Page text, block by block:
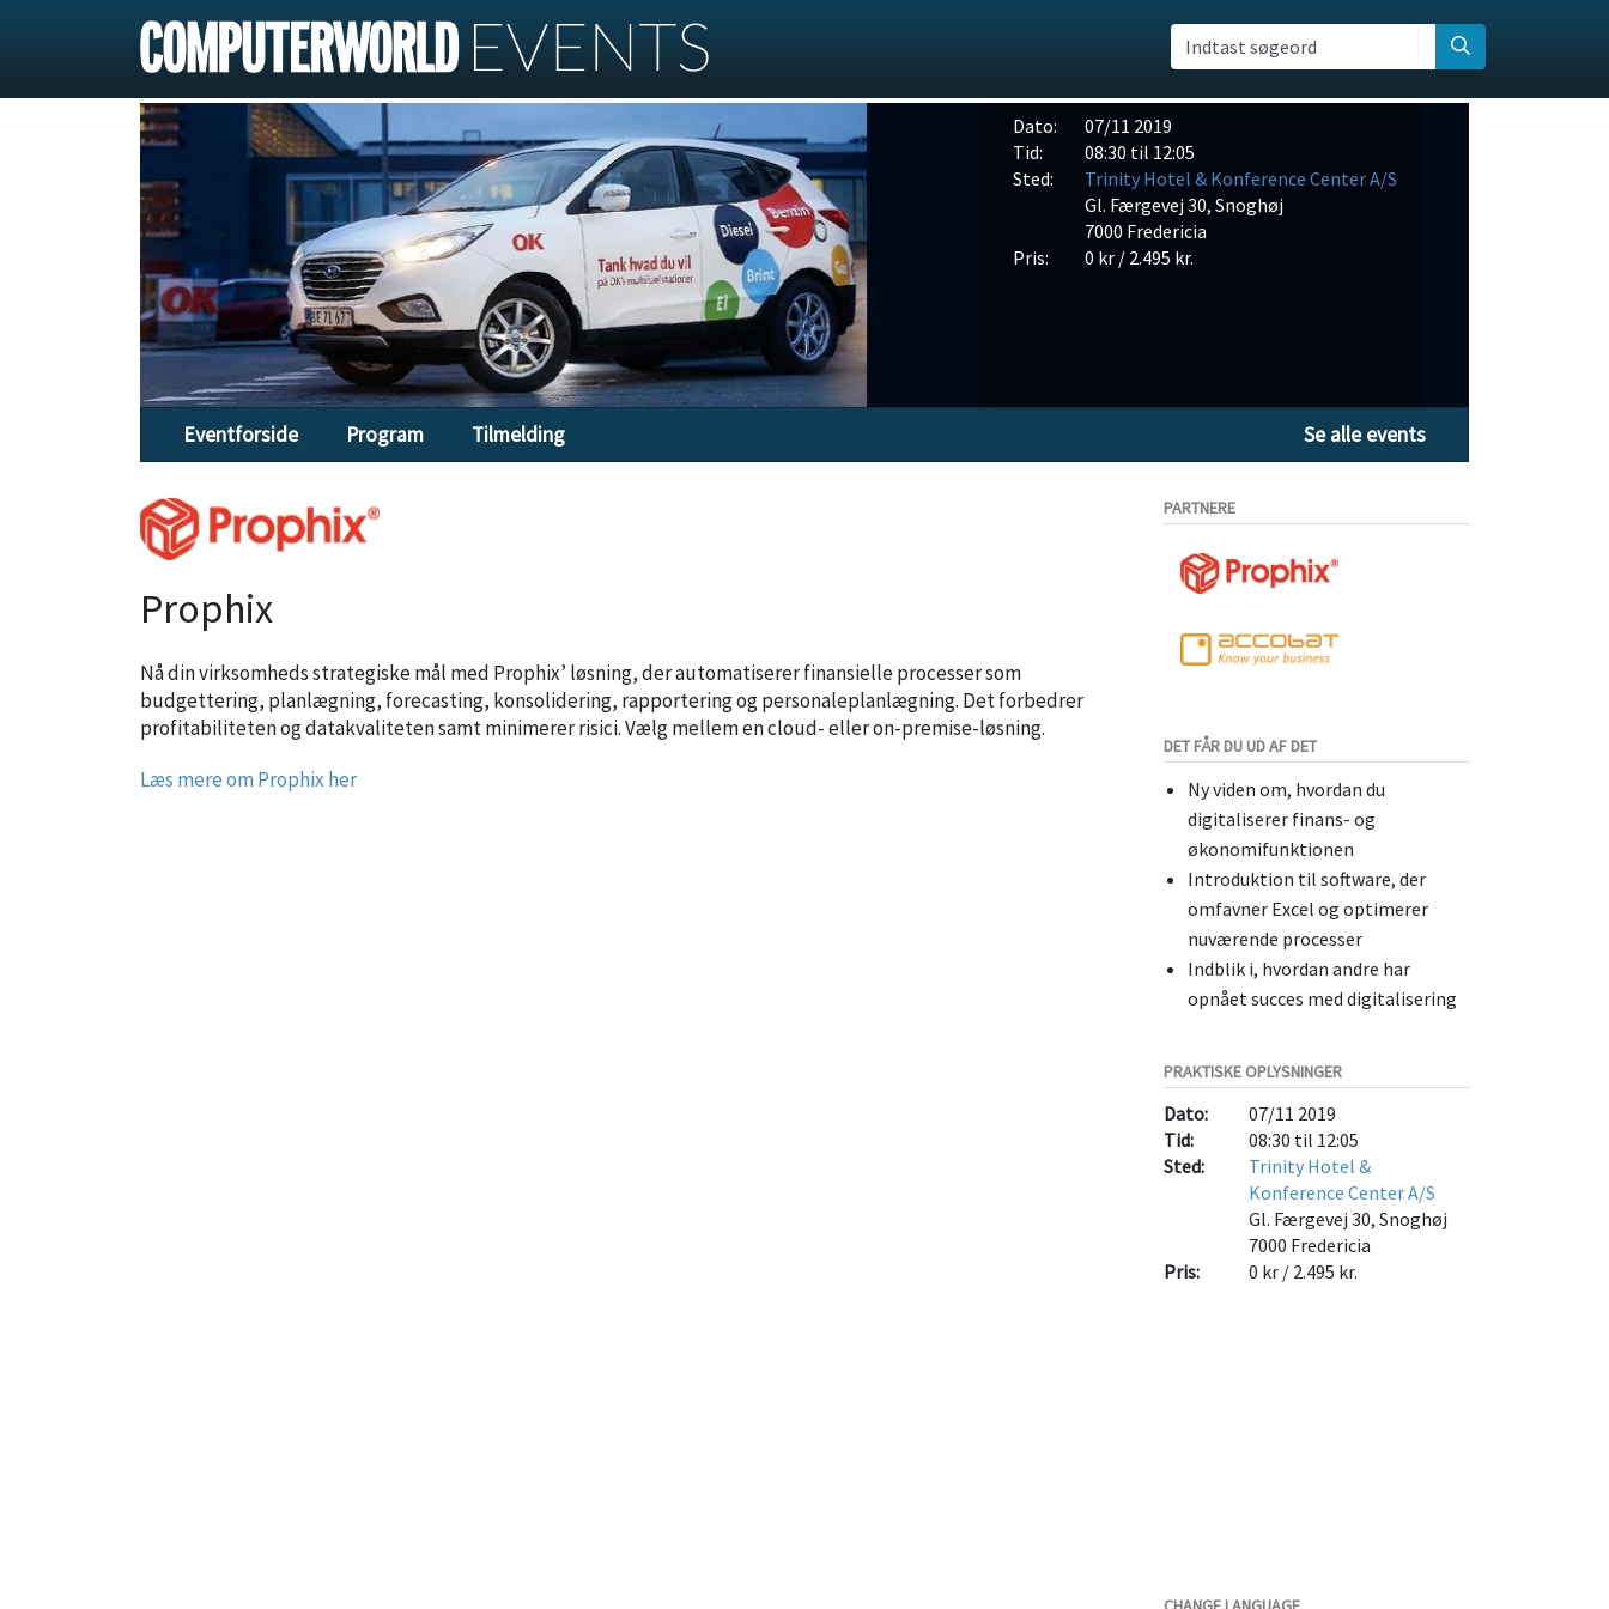
Indtast søgeord
Dato:
07/11 2019
Tid:
08:30 til 12:05
Sted:
Trinity Hotel & Konference Center A/S
Gl. Færgevej 30, Snoghøj
7000 Fredericia
Pris:
0 kr / 2.495 kr.
Eventforside Program Tilmelding Se alle events
Prophix
Nå din virksomheds strategiske mål med Prophix’ løsning, der automatiserer finansielle processer som
budgettering, planlægning, forecasting, konsolidering, rapportering og personaleplanlægning. Det forbedrer
profitabiliteten og datakvaliteten samt minimerer risici. Vælg mellem en cloud- eller on-premise-løsning.
Læs mere om Prophix her
PARTNERE
DET FÅR DU UD AF DET
Ny viden om, hvordan du
digitaliserer finans- og
økonomifunktionen
Introduktion til software, der
omfavner Excel og optimerer
nuværende processer
Indblik i, hvordan andre har
opnået succes med digitalisering
PRAKTISKE OPLYSNINGER
Dato:
07/11 2019
Tid:
08:30 til 12:05
Sted:
Trinity Hotel &
Konference Center A/S
Gl. Færgevej 30, Snoghøj
7000 Fredericia
Pris:
0 kr / 2.495 kr.